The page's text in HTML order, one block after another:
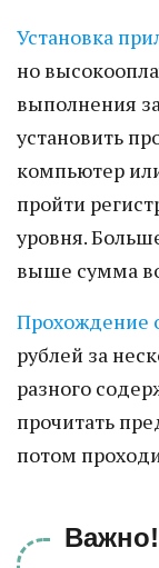
Установка
но
выполнения
установить
компьютер
пройти
уровня.
выше сумма
Прохождение
рублей за
разного
прочитать
потом
Важно!